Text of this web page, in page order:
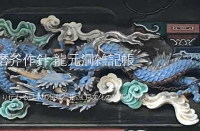
斧作針 龍元洞雑記帳
伝わる日本の伝統芸術 江戸文化の粋 彫り物 刺青